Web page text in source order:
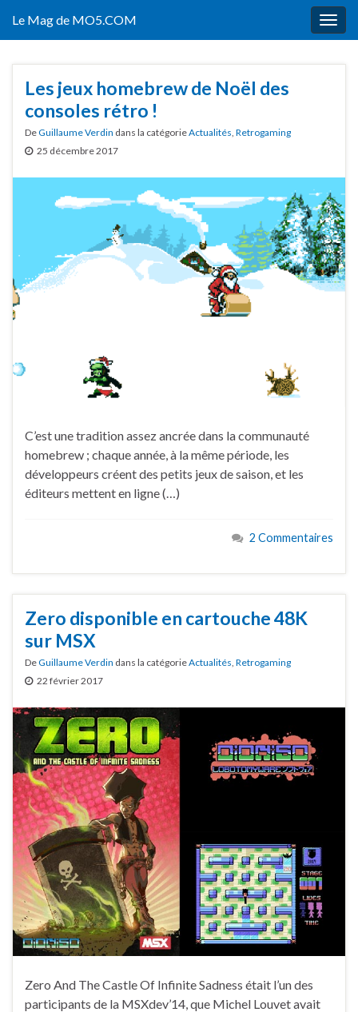
Le Mag de MO5.COM
Les jeux homebrew de Noël des
consoles rétro !
DeGuillaume Verdin dans la catégorieActualités, Retrogaming
25 décembre 2017
C’est une tradition assez ancrée dans la communauté
homebrew ; chaque année, à la même période, les
développeurs créent des petits jeux de saison, et les
éditeurs mettent en ligne (…)
2 Commentaires
Zero disponible en cartouche 48K
sur MSX
DeGuillaume Verdin dans la catégorieActualités, Retrogaming
22 février 2017
Zero And The Castle Of Infinite Sadness était l’un des
participants de la MSXdev’14, que Michel Louvet avait